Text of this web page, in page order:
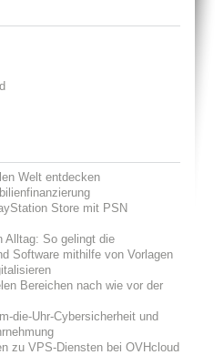
Welt entdecken
Store mit PSN
Alltag: So gelingt die
Software mithilfe von Vorlagen
Bereichen nach wie vor der
die-Uhr-Cybersicherheit und
zu VPS-Diensten bei OVHcloud